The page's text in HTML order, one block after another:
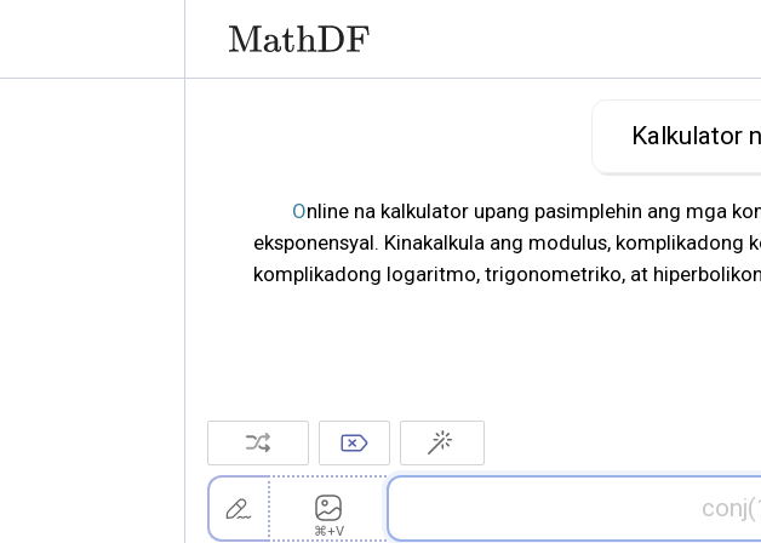
Kalkulator
Online na kalkulator upang pasimplehin ang mga kompleks na bilang sa anyong algebraiko, trigonometriko, o
eksponensyal. Kinakalkula ang modulus,
komplikadong logaritmo, trigonometriko, at